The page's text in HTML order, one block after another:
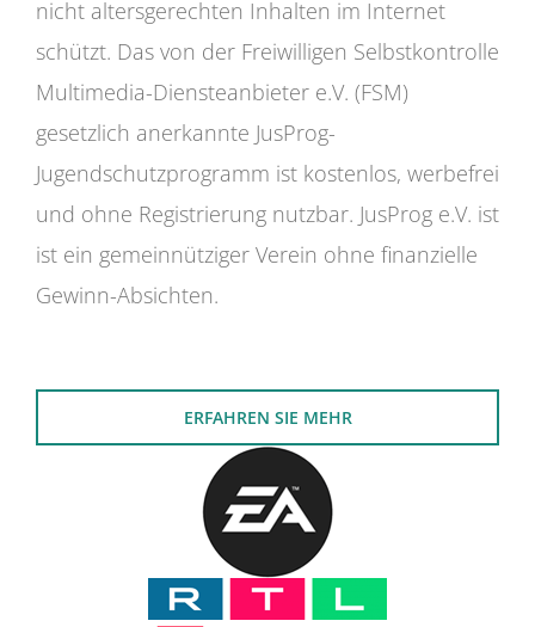
nicht altersgerechten Inhalten im Internet
schützt. Das von der Freiwilligen Selbstkontrolle
Multimedia-Diensteanbieter e.V. (FSM)
gesetzlich anerkannte JusProg-
Jugendschutzprogramm ist kostenlos, werbefrei
und ohne Registrierung nutzbar. JusProg e.V. ist
ist ein gemeinnütziger Verein ohne finanzielle
Gewinn-Absichten.
ERFAHREN SIE MEHR